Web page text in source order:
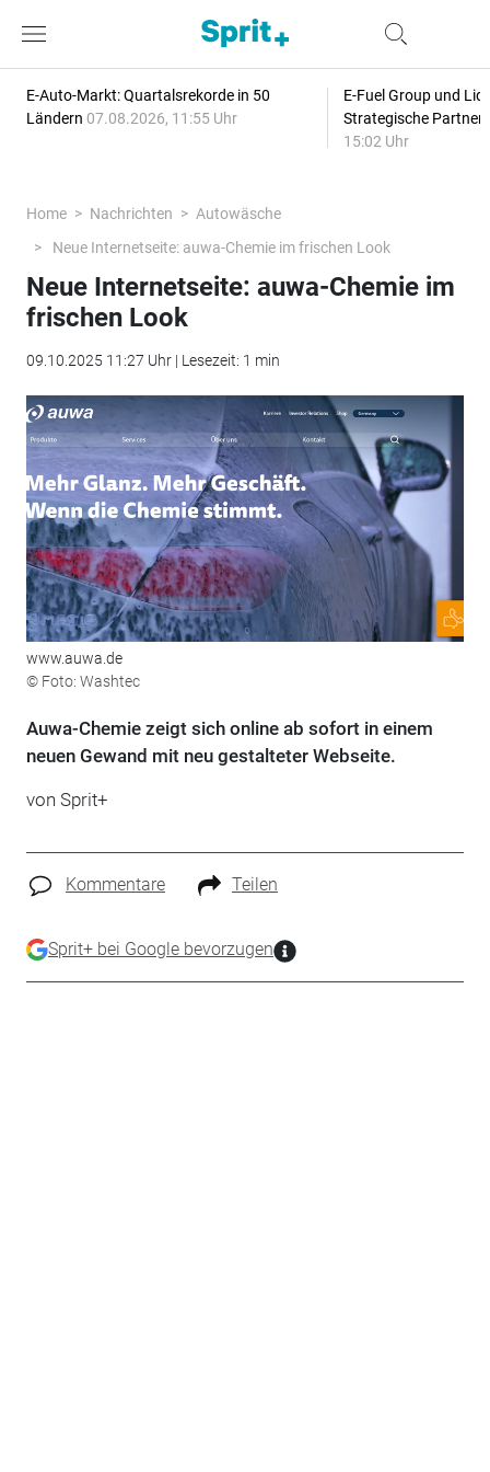
E-Auto-Markt: Quartalsrekorde in 50
Ländern 07.08.2026, 11:55 Uhr
E-Fuel Group und
Strategische
15:02 Uhr
Home Nachrichten
Autowäsche
Neue Internetseite: auwa-Chemie im frischen Look
Neue Internetseite: auwa-Chemie im
frischen Look
09.10.2025 11:27 Uhr | Lesezeit: 1 min
www.auwa.de
© Foto: Washtec
Auwa-Chemie zeigt sich online ab sofort in einem
neuen Gewand mit neu gestalteter Webseite.
von Sprit+
Kommentare Teilen
Sprit+ bei Google bevorzugen